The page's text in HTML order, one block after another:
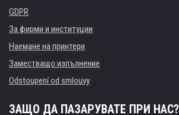
GDPR
За фирми и институции
Наемане на принтери
Заместващо изпълнение
Odstoupení od smlouvy
ЗАЩО ДА ПАЗАРУВАТЕ ПРИ НАС?